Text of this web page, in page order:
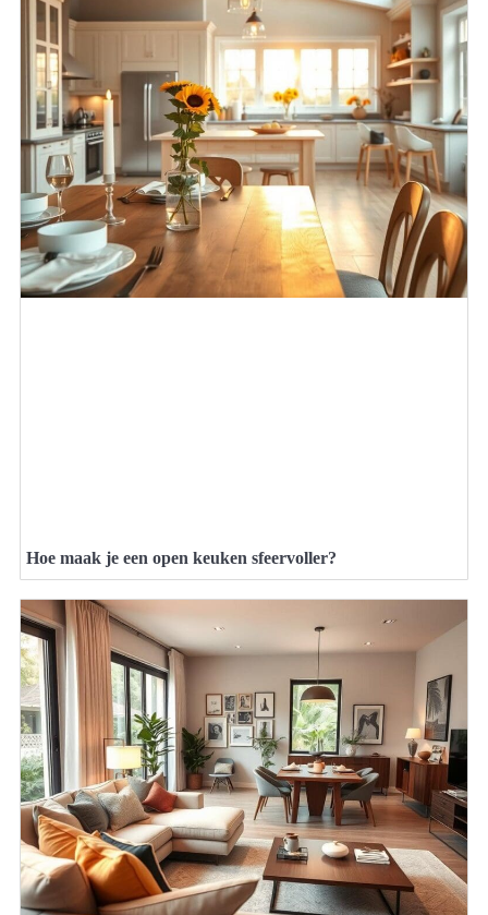
Hoe maak je een open keuken sfeervoller?